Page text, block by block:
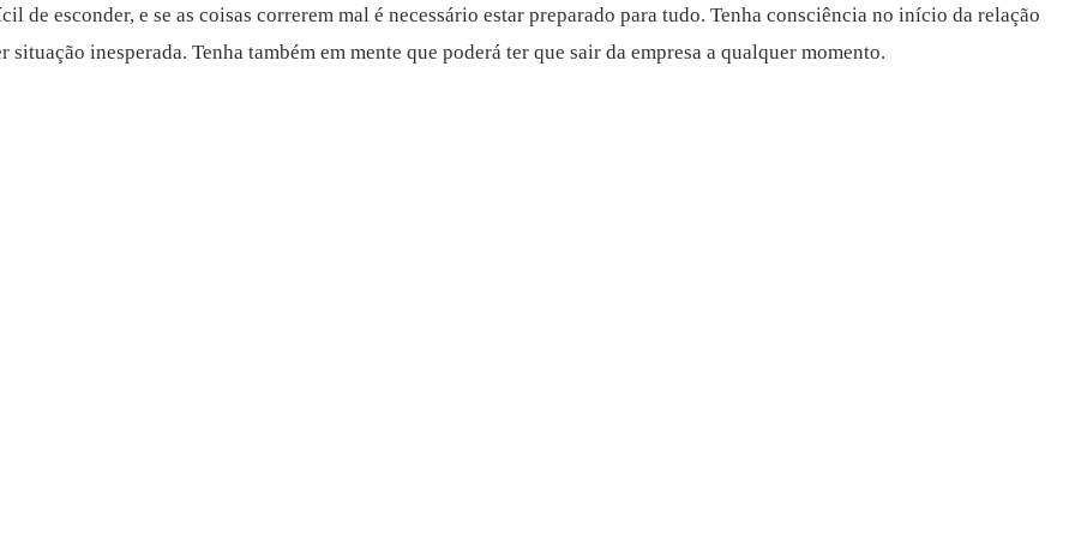
esconder, e se as coisas correrem mal é necessário estar preparado para tudo. Tenha consciência no início da relação
inesperada. Tenha também em mente que poderá ter que sair da empresa a qualquer momento.